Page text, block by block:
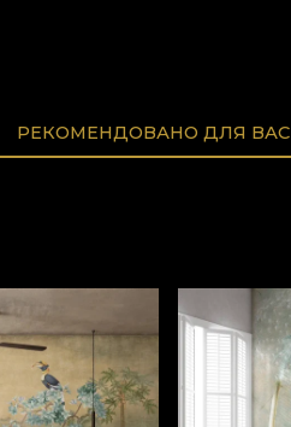
РЕКОМЕНДОВАНО ДЛЯ ВАС